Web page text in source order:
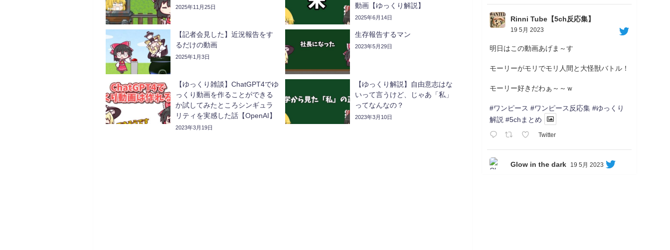
2025年11月25日
動画【ゆっくり解説】
2025年6月14日
【記者会見した】近況報告をす
るだけの動画
2025年1月3日
生存報告するマン
2023年5月29日
【ゆっくり雑談】ChatGPT4でゆ
っくり動画を作ることができる
か試してみたところシンギュラ
リティを実感した話【OpenAI】
2023年3月19日
【ゆっくり解説】自由意志はな
いって言うけど、じゃあ「私」
ってなんなの？
2023年3月10日
Rinni Tube【5ch反応集】
19 5月 2023
明日はこの動画あげま～す
モーリーがモリでモリ人間と大怪獣バトル！
モーリー好きだわぁ～～ｗ
#ワンピース #ワンピース反応集 #ゆっくり
解説 #5chまとめ
Twitter
Glow in the dark 19 5月 2023